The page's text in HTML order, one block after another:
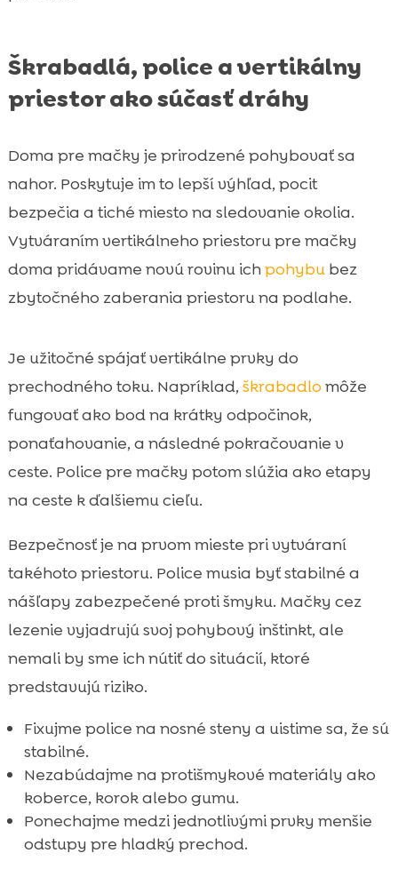
Škrabadlá, police a vertikálny
priestor ako súčasť dráhy
Doma pre mačky je prirodzené pohybovať sa
nahor. Poskytuje im to lepší výhľad, pocit
bezpečia a tiché miesto na sledovanie okolia.
Vytváraním vertikálneho priestoru pre mačky
doma pridávame novú rovinu ichpohybubez
zbytočného zaberania priestoru na podlahe.
Je užitočné spájať vertikálne prvky do
prechodného toku. Napríklad, škrabadlo môže
fungovať ako bod na krátky odpočinok,
ponaťahovanie, a následné pokračovanie v
ceste. Police pre mačky potom slúžia ako etapy
na ceste k ďalšiemu cieľu.
Bezpečnosť je na prvom mieste pri vytváraní
takéhoto priestoru. Police musia byť stabilné a
nášľapy zabezpečené proti šmyku. Mačky cez
lezenie vyjadrujú svoj pohybový inštinkt, ale
nemali by sme ich nútiť do situácií, ktoré
predstavujú riziko.
Fixujme police na nosné steny a uistime sa, že sú
stabilné.
Nezabúdajme na protišmykové materiály ako
koberce, korok alebo gumu.
Ponechajme medzi jednotlivými prvky menšie
odstupy pre hladký prechod.